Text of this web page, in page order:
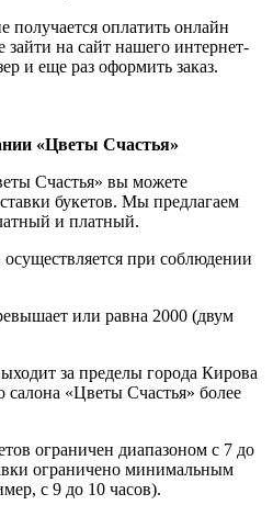
получается оплатить онлайн
зайти на сайт нашего интернет-
и еще раз оформить заказ.
«Цветы Счастья»
Счастья» вы можете
букетов. Мы предлагаем
и платный.
осуществляется при соблюдении
или равна 2000 (двум
за пределы города Кирова
«Цветы Счастья» более
ограничен диапазоном с 7 до
ограничено минимальным
с 9 до 10 часов).